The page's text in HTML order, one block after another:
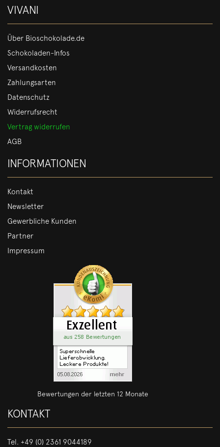
VIVANI
Über Bioschokolade.de
Schokoladen-Infos
Versandkosten
Zahlungsarten
Datenschutz
Widerrufsrecht
Vertrag widerrufen
AGB
INFORMATIONEN
Kontakt
Newsletter
Gewerbliche Kunden
Partner
Impressum
Bewertungen der letzten 12 Monate
KONTAKT
Tel. +49 (0) 2361 9044189